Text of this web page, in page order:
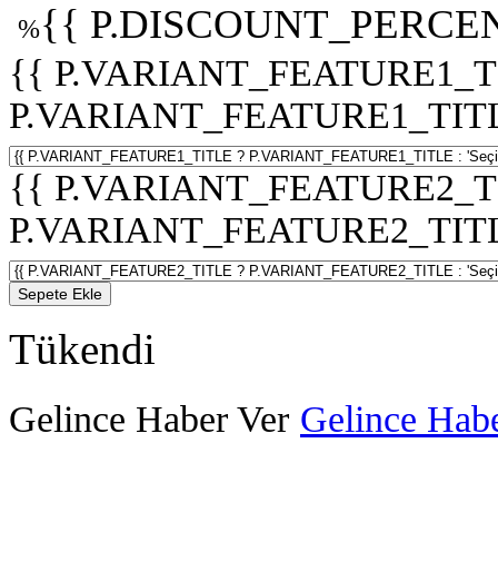
%{{
{{
{{
Sepete Ekle
Tükendi
Gelince Haber Ver Gelince